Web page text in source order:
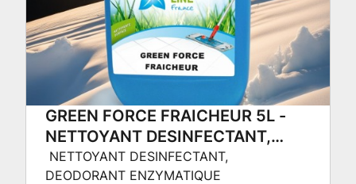
GREEN FORCE FRAICHEUR 5L -
NETTOYANT DESINFECTANT,
DEODORANT ENZYMATIQUE
NETTOYANT DESINFECTANT,
DEODORANT ENZYMATIQUE